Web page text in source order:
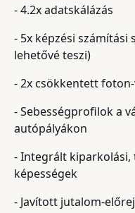
- 4.2x adatskálázás
- 5x képzési számítási
lehetővé teszi)
- 2x csökkentett
- Sebességprofilok a
autópályákon
- Integrált kiparkolási,
képességek
- Javított jutalom-